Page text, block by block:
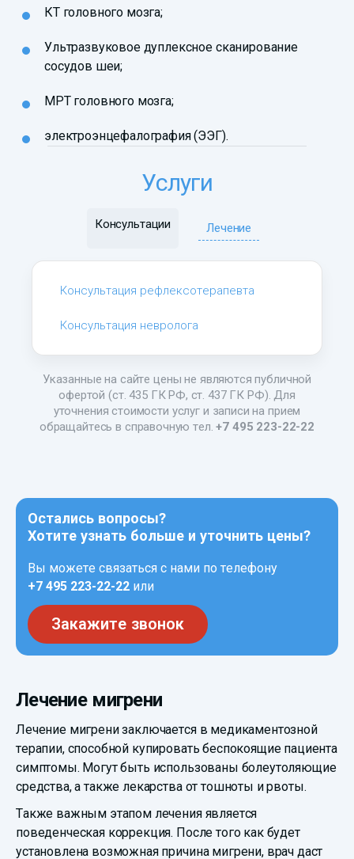
КТ головного мозга;
Ультразвуковое дуплексное сканирование
сосудов шеи;
МРТ головного мозга;
электроэнцефалография (ЭЭГ).
Услуги
Консультации Лечение
Консультация рефлексотерапевта
Консультация невролога
Указанные на сайте цены не являются публичной
офертой (ст. 435 ГК РФ, ст. 437 ГК РФ). Для
уточнения стоимости услуг и записи на прием
обращайтесь в справочную тел.+7 495 223-22-22
Остались вопросы?
Хотите узнать больше и уточнить цены?
Вы можете связаться с нами по телефону
+7 495 223-22-22 или
Закажите звонок
Лечение мигрени
Лечение мигрени заключается в медикаментозной
терапии, способной купировать беспокоящие пациента
симптомы. Могут быть использованы болеутоляющие
средства, а также лекарства от тошноты и рвоты.
Также важным этапом лечения является
поведенческая коррекция. После того как будет
установлена возможная причина мигрени, врач даст